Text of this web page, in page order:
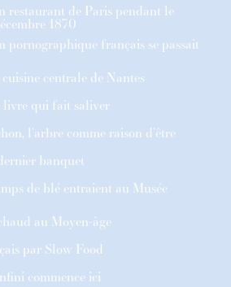
restaurant de Paris pendant le
1870
pornographique français se passait
centrale de Nantes
livre qui fait saliver
l’arbre comme raison d’être
banquet
de blé entraient au Musée
au Moyen-âge
par Slow Food
commence ici